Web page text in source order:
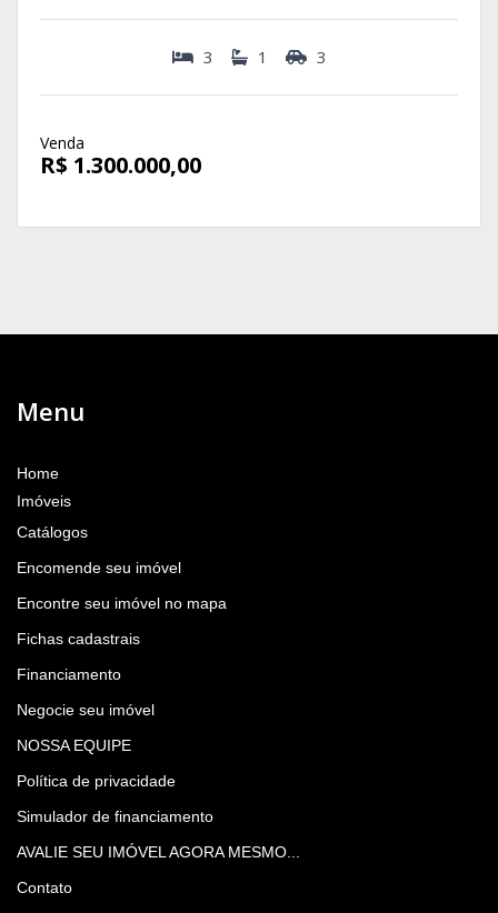
3 1 3
Venda
R$ 1.300.000,00
Menu
Home
Imóveis
Catálogos
Encomende seu imóvel
Encontre seu imóvel no mapa
Fichas cadastrais
Financiamento
Negocie seu imóvel
NOSSA EQUIPE
Política de privacidade
Simulador de financiamento
AVALIE SEU IMÓVEL AGORA MESMO...
Contato